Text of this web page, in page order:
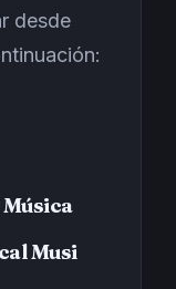
desde
Musi